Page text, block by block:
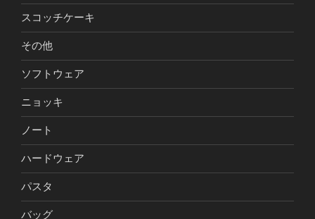
スコッチケーキ
その他
ソフトウェア
ニョッキ
ノート
ハードウェア
パスタ
バッグ